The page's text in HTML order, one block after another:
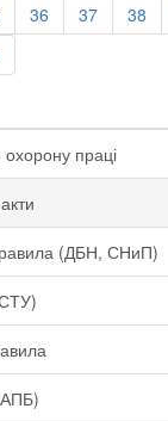
36 37 38
праці
(ДБН, СНиП)